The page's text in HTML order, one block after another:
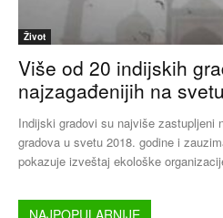
Život
Više od 20 indijskih
najzagađenijih na svetu
Indijski gradovi su najviše zastupljeni
gradova u svetu 2018. godine i
pokazuje izveštaj ekološke